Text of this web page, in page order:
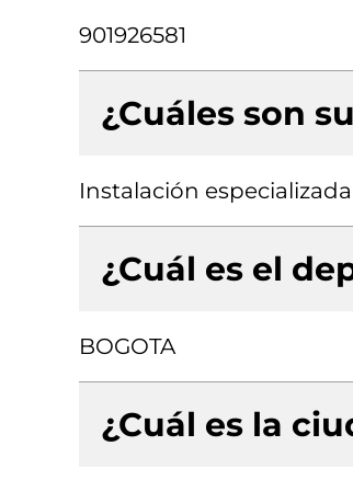
901926581
¿Cuáles son
Instalación
¿Cuál es el
BOGOTA
¿Cuál es la